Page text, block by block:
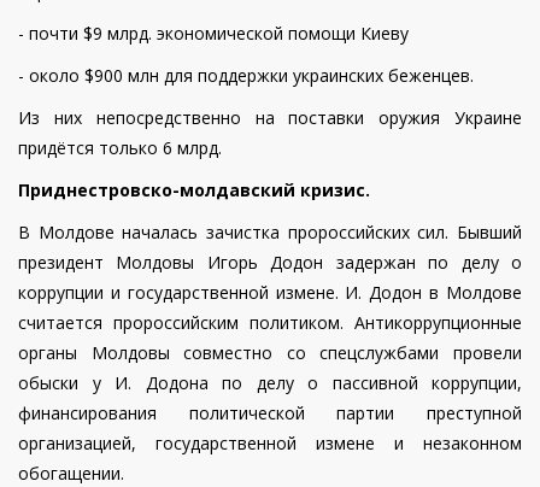
- почти $9 млрд. экономической помощи Киеву
- около $900 млн для поддержки украинских беженцев.
Из них непосредственно на поставки оружия Украине
придётся только 6 млрд.
Приднестровско-молдавский кризис.
В Молдове началась зачистка пророссийских сил. Бывший
президент Молдовы Игорь Додон задержан по делу о
коррупции и государственной измене. И. Додон в Молдове
считается пророссийским политиком. Антикоррупционные
органы Молдовы совместно со спецслужбами провели
обыски у И. Додона по делу о пассивной коррупции,
финансирования политической партии преступной
организацией, государственной измене и незаконном
обогащении.